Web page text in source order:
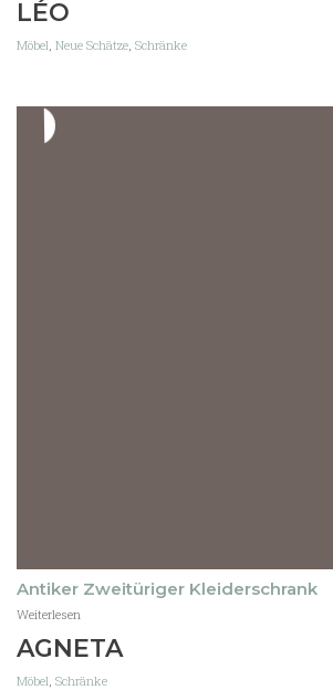
LÉO
Möbel Neue Schätze Schränke
Antiker Zweitüriger Kleiderschrank
Weiterlesen
AGNETA
Möbel Schränke